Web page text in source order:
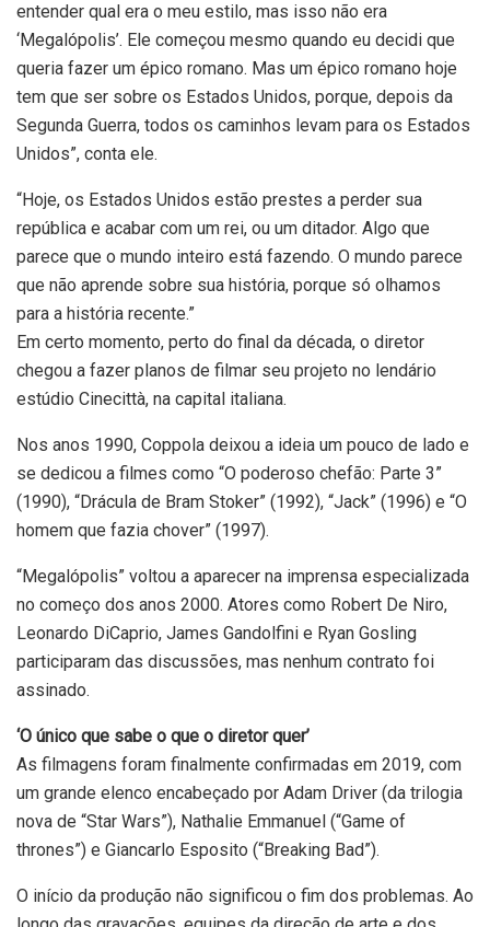
entender qual era o meu estilo, mas isso não era
‘Megalópolis’. Ele começou mesmo quando eu decidi que
queria fazer um épico romano. Mas um épico romano hoje
tem que ser sobre os Estados Unidos, porque, depois da
Segunda Guerra, todos os caminhos levam para os Estados
Unidos”, conta ele.
“Hoje, os Estados Unidos estão prestes a perder sua
república e acabar com um rei, ou um ditador. Algo que
parece que o mundo inteiro está fazendo. O mundo parece
que não aprende sobre sua história, porque só olhamos
para a história recente.”
Em certo momento, perto do final da década, o diretor
chegou a fazer planos de filmar seu projeto no lendário
estúdio Cinecittà, na capital italiana.
Nos anos 1990, Coppola deixou a ideia um pouco de lado e
se dedicou a filmes como “O poderoso chefão: Parte 3”
(1990), “Drácula de Bram Stoker” (1992), “Jack” (1996) e “O
homem que fazia chover” (1997).
“Megalópolis” voltou a aparecer na imprensa especializada
no começo dos anos 2000. Atores como Robert De Niro,
Leonardo DiCaprio, James Gandolfini e Ryan Gosling
participaram das discussões, mas nenhum contrato foi
assinado.
‘O único que sabe o que o diretor quer’
As filmagens foram finalmente confirmadas em 2019, com
um grande elenco encabeçado por Adam Driver (da trilogia
nova de “Star Wars”), Nathalie Emmanuel (“Game of
thrones”) e Giancarlo Esposito (“Breaking Bad”).
O início da produção não significou o fim dos problemas. Ao